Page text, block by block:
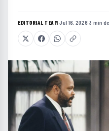
EDITORIAL TEAM·Jul 16, 2026·3 min